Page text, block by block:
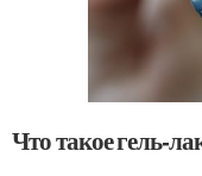
Что такое гель-